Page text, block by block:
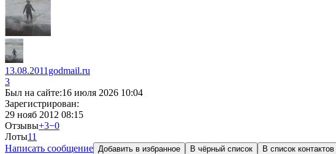
13.08.2011godmail.ru
3
Был на сайте:16 июля 2026 10:04
Зарегистрирован:
29 нояб 2012 08:15
Отзывы+3−0
Лоты11
Написать сообщение Добавить в избранное В чёрный список В список контактов